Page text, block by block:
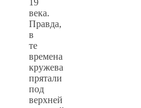
века.
Правда,
в
те
времена
кружева
прятали
под
верхней